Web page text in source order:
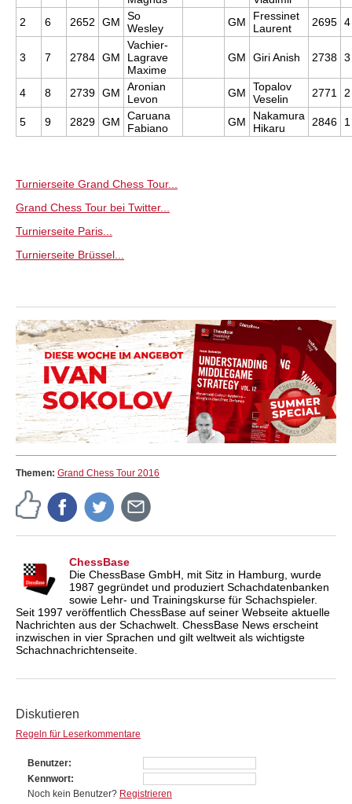
2 6 2652 GM
So
Wesley
GM
Fressinet
Laurent
2695 4
3 7 2784 GM
Vachier-
Lagrave
Maxime
GM Giri Anish 2738 3
4 8 2739 GM
Aronian
Levon
GM
Topalov
Veselin
2771 2
5 9 2829 GM
Caruana
Fabiano
GM
Nakamura
Hikaru
2846 1
Turnierseite Grand Chess Tour...
Grand Chess Tour bei Twitter...
Turnierseite Paris...
Turnierseite Brüssel...
Themen: Grand Chess Tour 2016
ChessBase
Die ChessBase GmbH, mit Sitz in Hamburg, wurde
1987 gegründet und produziert Schachdatenbanken
sowie Lehr- und Trainingskurse für Schachspieler.
Seit 1997 veröffentlich ChessBase auf seiner Webseite aktuelle
Nachrichten aus der Schachwelt. ChessBase News erscheint
inzwischen in vier Sprachen und gilt weltweit als wichtigste
Schachnachrichtenseite.
Diskutieren
Regeln für Leserkommentare
Benutzer
Kennwort
Noch kein Benutzer? Registrieren